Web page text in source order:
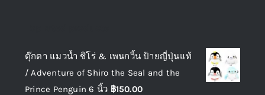
ตุ๊กตา แมวน้ำ ชิโร่ & เพนกวิ้น ป้ายญี่ปุ่นแท้
/ Adventure of Shiro the Seal and the
Prince Penguin 6 นิ้ว ฿150.00